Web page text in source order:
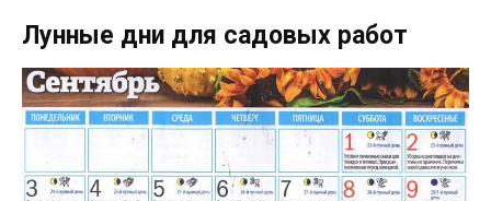
Лунные дни для садовых работ